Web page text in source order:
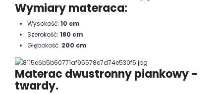
Wymiary materaca:
Wysokość: 10 cm
Szerokość: 180 cm
Głębokość: 200 cm
Materac dwustronny piankowy -
twardy.